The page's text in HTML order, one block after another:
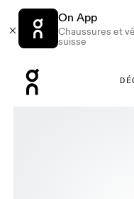
On App
Chaussures et
suisse